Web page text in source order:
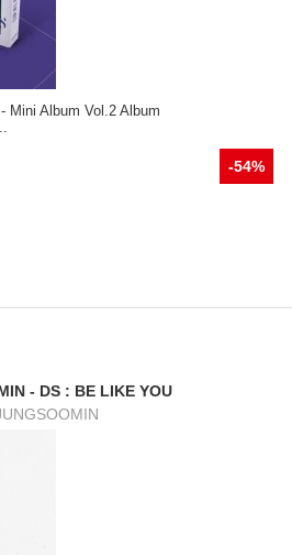
Mini Album Vol.2 Album
-54%
- DS : BE LIKE YOU